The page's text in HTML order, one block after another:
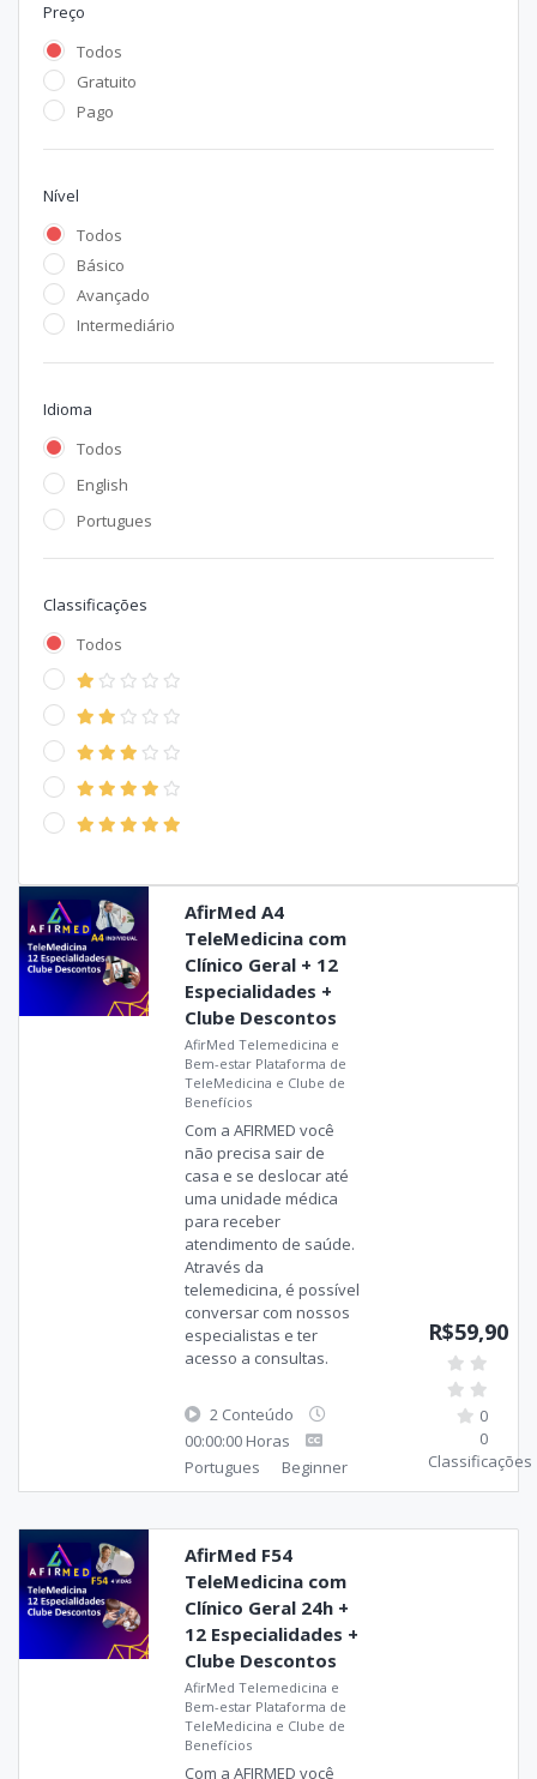
Preço
Todos
Gratuito
Pago
Nível
Todos
Básico
Avançado
Intermediário
Idioma
Todos
English
Portugues
Classificações
Todos
AfirMed A4
TeleMedicina com
Clínico Geral + 12
Especialidades +
Clube Descontos
AfirMed Telemedicina e
Bem-estar Plataforma de
TeleMedicina e Clube de
Benefícios
Com a AFIRMED você
não precisa sair de
casa e se deslocar até
uma unidade médica
para receber
atendimento de saúde.
Através da
telemedicina, é possível
conversar com nossos
especialistas e ter
acesso a consultas.
2 Conteúdo
00:00:00 Horas
Portugues
Beginner
R$59,90
0
0
Classificações
AfirMed F54
TeleMedicina com
Clínico Geral 24h +
12 Especialidades +
Clube Descontos
AfirMed Telemedicina e
Bem-estar Plataforma de
TeleMedicina e Clube de
Benefícios
Com a AFIRMED você